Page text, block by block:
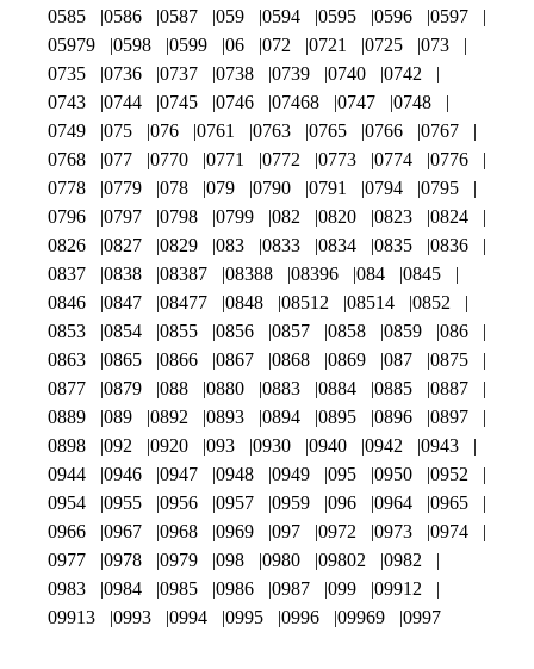
0585
0586 0587 059 0594 0595 0596
0597
05979
0598 0599 06 072 0721 0725
073
0735
0736 0737 0738 0739 0740
0742
0743
0744 0745 0746 07468 0747
0748
0749
075 076 0761 0763 0765 0766
0767
0768
077 0770 0771 0772 0773 0774
0776
0778
0779 078 079 0790 0791 0794
0795
0796
0797 0798 0799 082 0820 0823
0824
0826
0827 0829 083 0833 0834 0835
0836
0837
0838 08387 08388 08396 084
0845
0846
0847 08477 0848 08512 08514
0852
0853
0854 0855 0856 0857 0858 0859
086
0863
0865 0866 0867 0868 0869 087
0875
0877
0879 088 0880 0883 0884 0885
0887
0889
089 0892 0893 0894 0895 0896
0897
0898
092 0920 093 0930 0940 0942
0943
0944
0946 0947 0948 0949 095 0950
0952
0954
0955 0956 0957 0959 096 0964
0965
0966
0967 0968 0969 097 0972 0973
0974
0977
0978 0979 098 0980 09802
0982
0983
0984 0985 0986 0987 099
09912
09913
0993 0994 0995 0996 09969 0997